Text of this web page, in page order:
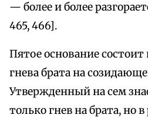
— более и более
465, 466].
Пятое основание состоит
гнева брата на
Утвержденный на сем
только гнев на брата, но